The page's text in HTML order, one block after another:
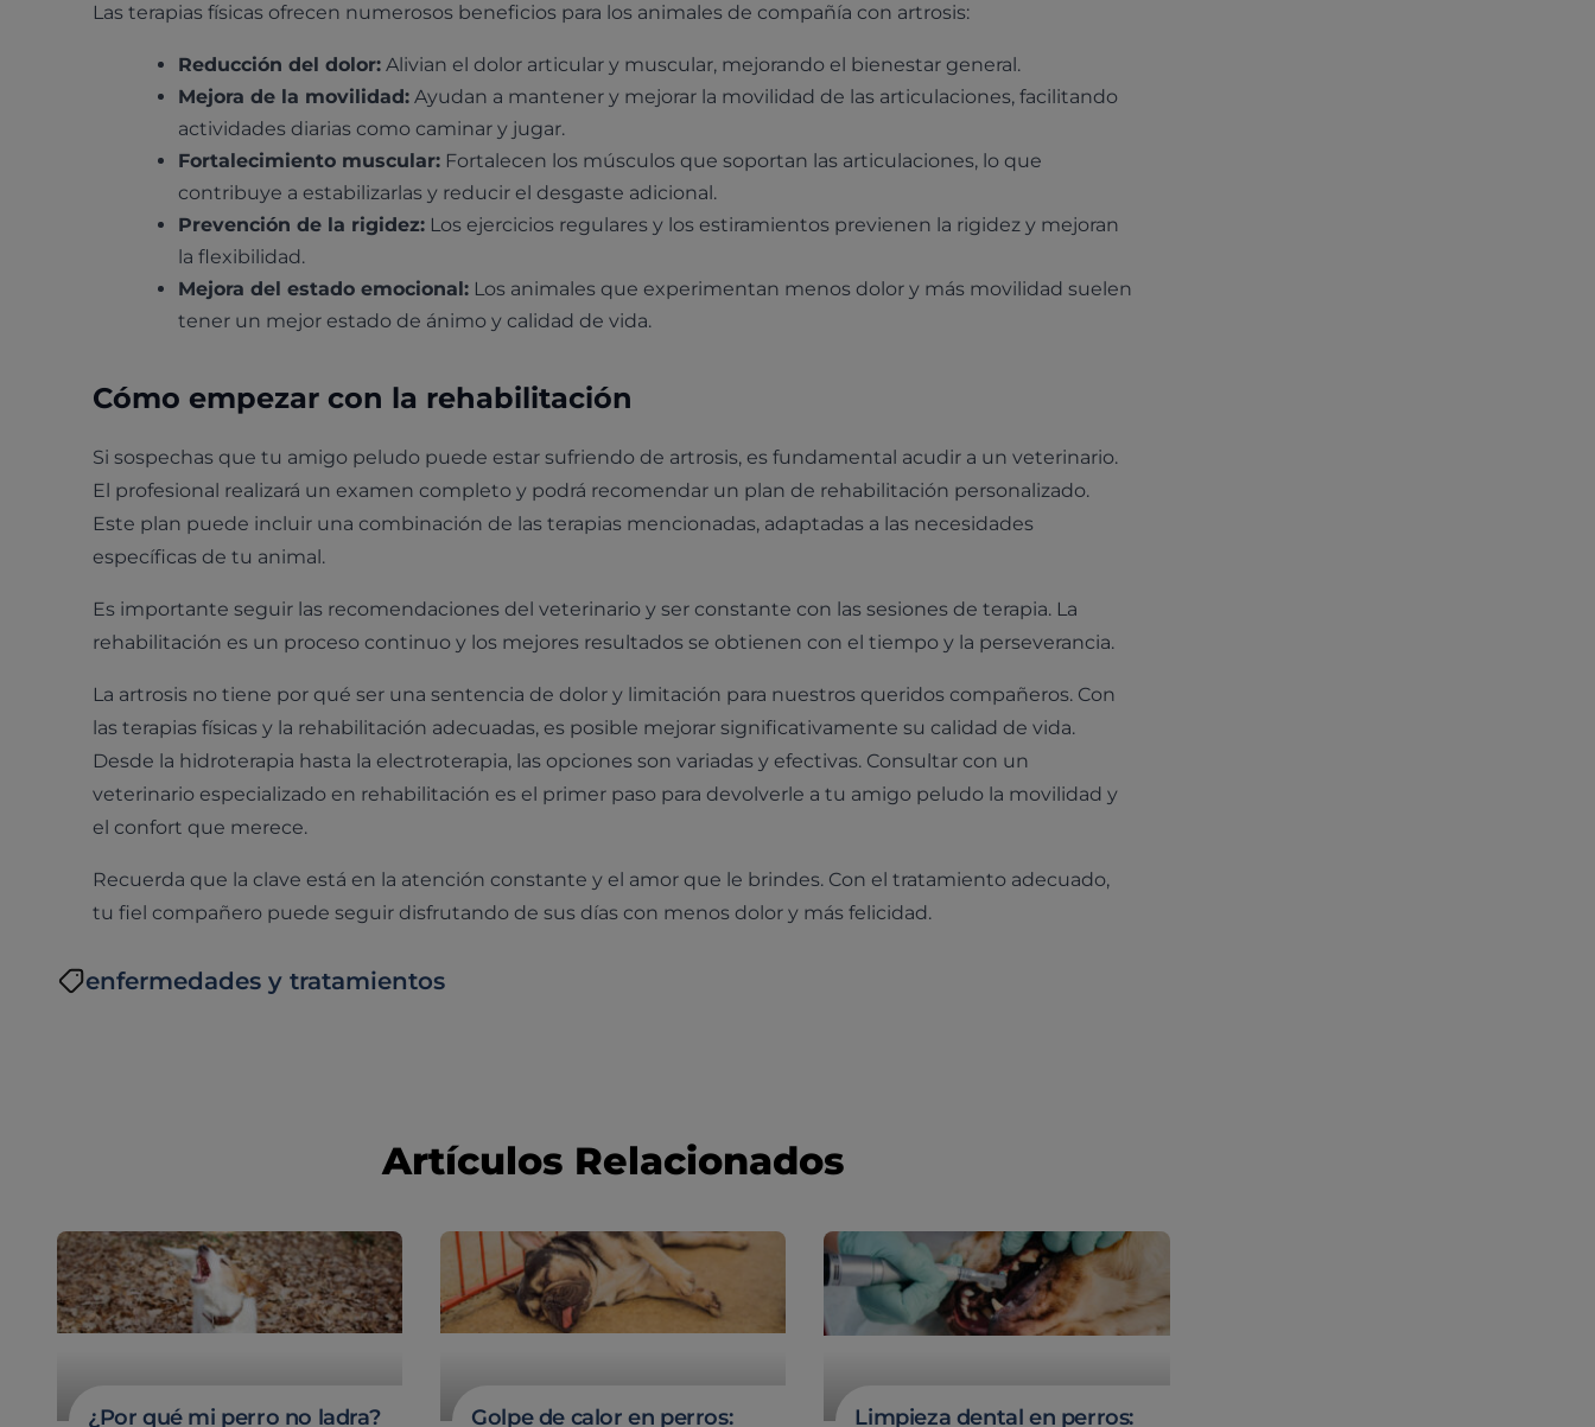
Las terapias físicas ofrecen numerosos beneficios para los animales de compañía con artrosis:
Reducción del dolor: Alivian el dolor articular y muscular, mejorando el bienestar general.
Mejora de la movilidad: Ayudan a mantener y mejorar la movilidad de las articulaciones, facilitando
actividades diarias como caminar y jugar.
Fortalecimiento muscular: Fortalecen los músculos que soportan las articulaciones, lo que
contribuye a estabilizarlas y reducir el desgaste adicional.
Prevención de la rigidez: Los ejercicios regulares y los estiramientos previenen la rigidez y mejoran
la flexibilidad.
Mejora del estado emocional: Los animales que experimentan menos dolor y más movilidad suelen
tener un mejor estado de ánimo y calidad de vida.
Cómo empezar con la rehabilitación
Si sospechas que tu amigo peludo puede estar sufriendo de artrosis, es fundamental acudir a un veterinario.
El profesional realizará un examen completo y podrá recomendar un plan de rehabilitación personalizado.
Este plan puede incluir una combinación de las terapias mencionadas, adaptadas a las necesidades
específicas de tu animal.
Es importante seguir las recomendaciones del veterinario y ser constante con las sesiones de terapia. La
rehabilitación es un proceso continuo y los mejores resultados se obtienen con el tiempo y la perseverancia.
La artrosis no tiene por qué ser una sentencia de dolor y limitación para nuestros queridos compañeros. Con
las terapias físicas y la rehabilitación adecuadas, es posible mejorar significativamente su calidad de vida.
Desde la hidroterapia hasta la electroterapia, las opciones son variadas y efectivas. Consultar con un
veterinario especializado en rehabilitación es el primer paso para devolverle a tu amigo peludo la movilidad y
el confort que merece.
Recuerda que la clave está en la atención constante y el amor que le brindes. Con el tratamiento adecuado,
tu fiel compañero puede seguir disfrutando de sus días con menos dolor y más felicidad.
enfermedades y tratamientos
Artículos Relacionados
¿Por qué mi perro no ladra? Golpe de calor en perros: Limpieza dental en perros: